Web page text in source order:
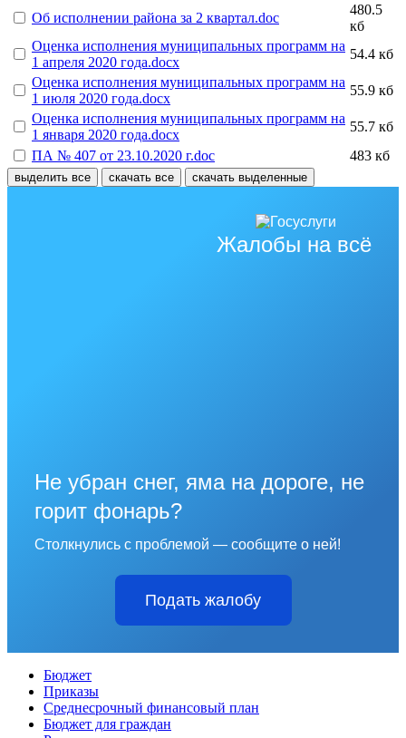
Об исполнении района за 2 квартал.doc
480.5
кб
Оценка исполнения муниципальных программ на
1 апреля 2020 года.docx
54.4 кб
Оценка исполнения муниципальных программ на
1 июля 2020 года.docx
55.9 кб
Оценка исполнения муниципальных программ на
1 января 2020 года.docx
55.7 кб
ПА № 407 от 23.10.2020 г.doc
483 кб
выделить все скачать все скачать выделенные
Жалобы на всё
Не убран снег, яма на дороге, не
горит фонарь?
Столкнулись с проблемой — сообщите о ней!
Подать жалобу
Бюджет
Приказы
Среднесрочный финансовый план
Бюджет для граждан